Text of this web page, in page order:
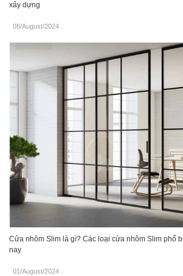
xây dựng
08/August/2024
Cửa nhôm Slim là gì? Các loại cửa nhôm Slim phổ
nay
01/August/2024